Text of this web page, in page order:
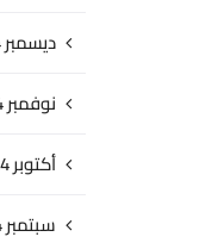
ديسمبر 2024
نوفمبر 2024
أكتوبر 2024
سبتمبر 2024